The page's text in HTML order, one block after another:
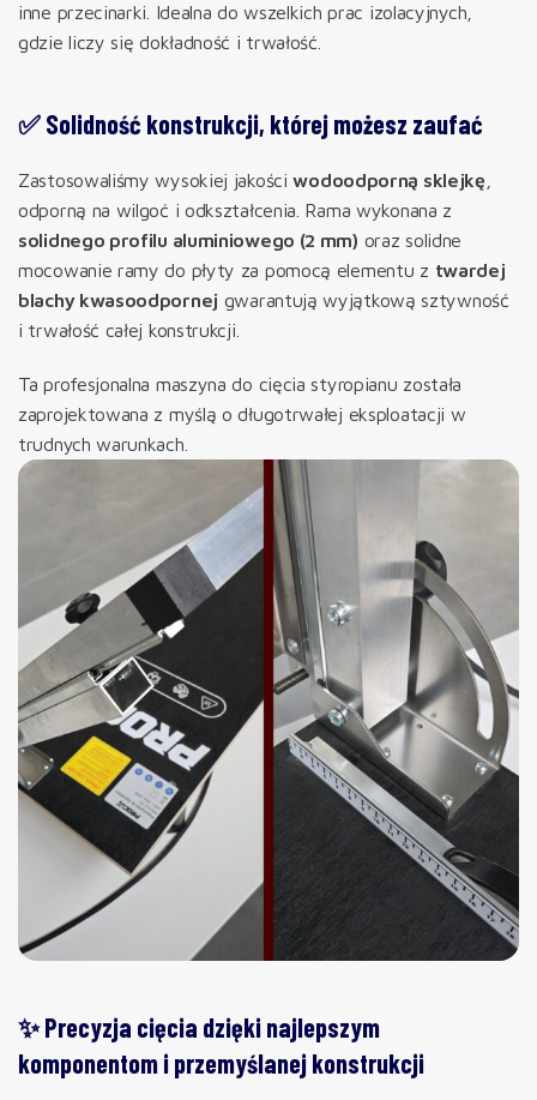
inne przecinarki. Idealna do wszelkich prac izolacyjnych,
gdzie liczy się dokładność i trwałość.
✅ Solidność konstrukcji, której możesz zaufać
Zastosowaliśmy wysokiej jakościwodoodporną sklejkę,
odporną na wilgoć i odkształcenia. Rama wykonana z
solidnego profilu aluminiowego (2 mm) oraz solidne
mocowanie ramy do płyty za pomocą elementu z twardej
blachy kwasoodpornej gwarantują wyjątkową sztywność
i trwałość całej konstrukcji.
Ta profesjonalna maszyna do cięcia styropianu została
zaprojektowana z myślą o długotrwałej eksploatacji w
trudnych warunkach.
✨ Precyzja cięcia dzięki najlepszym
komponentom i przemyślanej konstrukcji